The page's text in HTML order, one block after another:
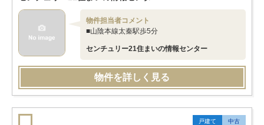
物件担当者コメント
■山陰本線太秦駅歩5分
センチュリー21住まいの情報センター
物件を詳しく見る
戸建て 中古